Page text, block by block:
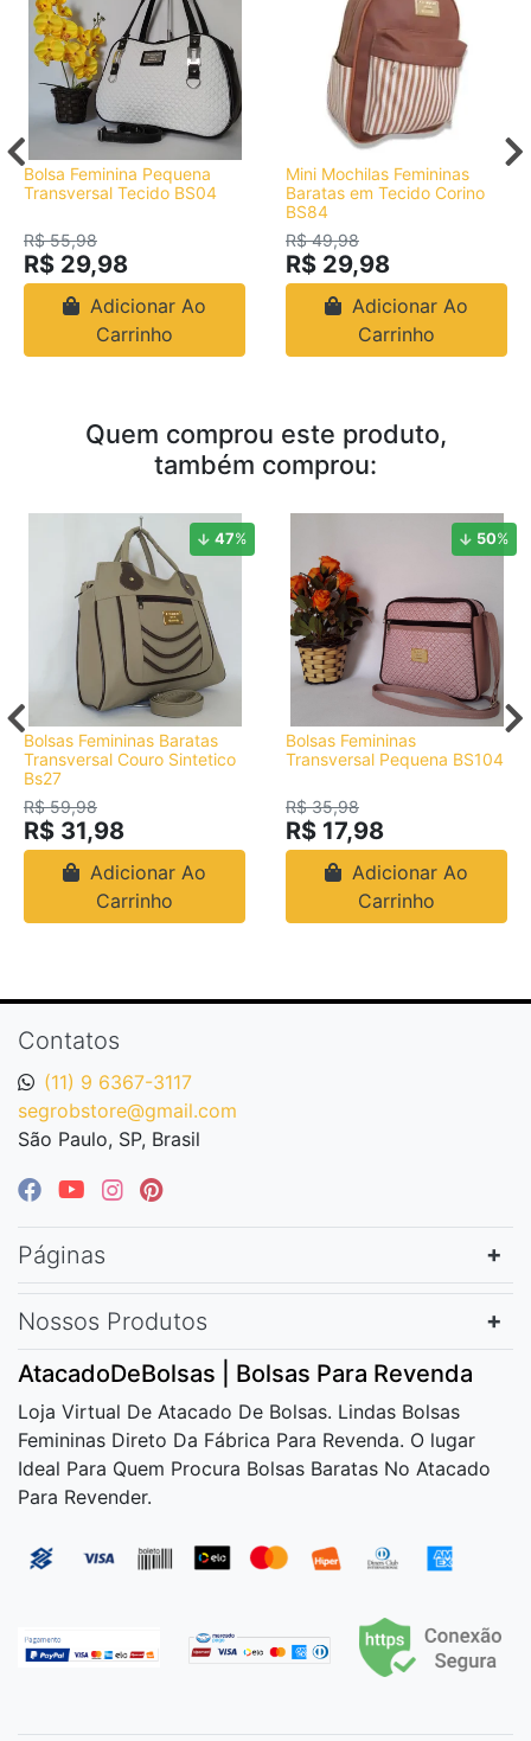
Bolsa Feminina Pequena
Transversal Tecido BS04
R$ 55,98
R$ 29,98
Adicionar Ao
Carrinho
Mini Mochilas Femininas
Baratas em Tecido Corino
BS84
R$ 49,98
R$ 29,98
Adicionar Ao
Carrinho
Quem comprou este produto,
também comprou:
47%
Bolsas Femininas Baratas
Transversal Couro Sintetico
Bs27
R$ 59,98
R$ 31,98
Adicionar Ao
Carrinho
50%
Bolsas Femininas
Transversal Pequena BS104
R$ 35,98
R$ 17,98
Adicionar Ao
Carrinho
Contatos
(11) 9 6367-3117
segrobstore@gmail.com
São Paulo, SP, Brasil
Páginas
Nossos Produtos
AtacadoDeBolsas | Bolsas Para Revenda
Loja Virtual De Atacado De Bolsas. Lindas Bolsas
Femininas Direto Da Fábrica Para Revenda. O lugar
Ideal Para Quem Procura Bolsas Baratas No Atacado
Para Revender.